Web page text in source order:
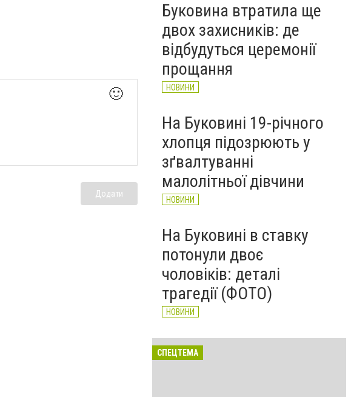
🙂
Додати
Буковина втратила ще
двох захисників: де
відбудуться церемонії
прощання
НОВИНИ
На Буковині 19-річного
хлопця підозрюють у
зґвалтуванні
малолітньої дівчини
НОВИНИ
На Буковині в ставку
потонули двоє
чоловіків: деталі
трагедії (ФОТО)
НОВИНИ
СПЕЦТЕМА